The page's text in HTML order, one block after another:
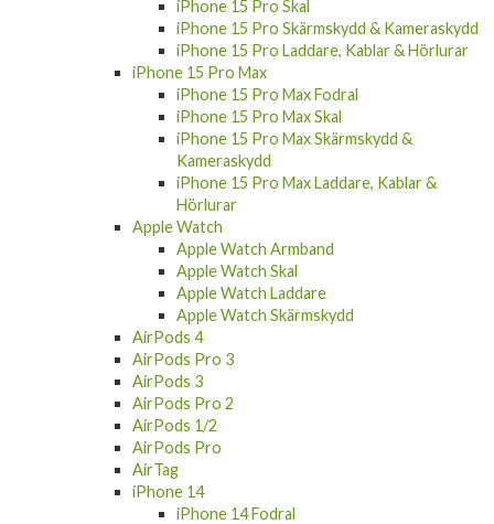
iPhone 15 Pro Skal
iPhone 15 Pro Skärmskydd & Kameraskydd
iPhone 15 Pro Laddare, Kablar & Hörlurar
iPhone 15 Pro Max
iPhone 15 Pro Max Fodral
iPhone 15 Pro Max Skal
iPhone 15 Pro Max Skärmskydd &
Kameraskydd
iPhone 15 Pro Max Laddare, Kablar &
Hörlurar
Apple Watch
Apple Watch Armband
Apple Watch Skal
Apple Watch Laddare
Apple Watch Skärmskydd
AirPods 4
AirPods Pro 3
AirPods 3
AirPods Pro 2
AirPods 1/2
AirPods Pro
AirTag
iPhone 14
iPhone 14 Fodral